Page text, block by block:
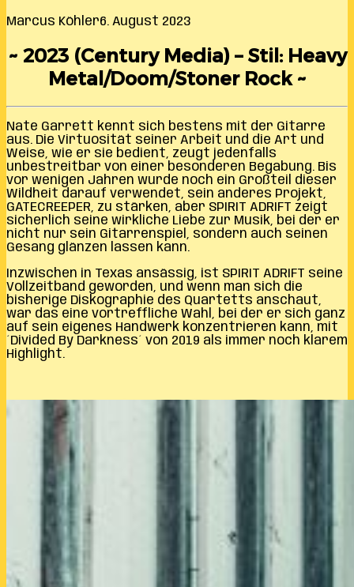
Marcus Köhler6. August 2023
~ 2023 (Century Media) – Stil: Heavy
Metal/Doom/Stoner Rock ~
Nate Garrett kennt sich bestens mit der Gitarre
aus. Die Virtuosität seiner Arbeit und die Art und
Weise, wie er sie bedient, zeugt jedenfalls
unbestreitbar von einer besonderen Begabung. Bis
vor wenigen Jahren wurde noch ein Großteil dieser
Wildheit darauf verwendet, sein anderes Projekt,
GATECREEPER, zu stärken, aber SPIRIT ADRIFT zeigt
sicherlich seine wirkliche Liebe zur Musik, bei der er
nicht nur sein Gitarrenspiel, sondern auch seinen
Gesang glänzen lassen kann.
Inzwischen in Texas ansässig, ist SPIRIT ADRIFT seine
Vollzeitband geworden, und wenn man sich die
bisherige Diskographie des Quartetts anschaut,
war das eine vortreffliche Wahl, bei der er sich ganz
auf sein eigenes Handwerk konzentrieren kann, mit
´Divided By Darkness´ von 2019 als immer noch klarem
Highlight.